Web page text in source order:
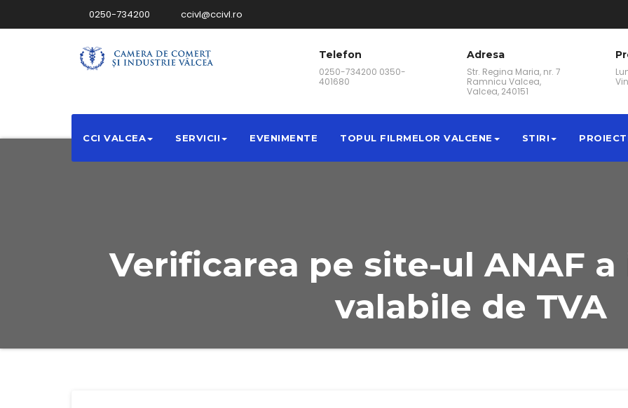
0250-734200 ccivl@ccivl.ro
Telefon
0250-734200 0350-
401680
Adresa
Str. Regina Maria, nr. 7
Ramnicu Valcea,
Valcea, 240151
CCI VALCEA SERVICII EVENIMENTE TOPUL FILRMELOR VALCENE STIRI
Verificarea pe site-ul ANAF
valabile de TVA